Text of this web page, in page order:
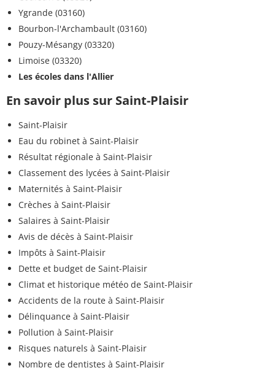
Ygrande (03160)
Bourbon-l'Archambault (03160)
Pouzy-Mésangy (03320)
Limoise (03320)
Les écoles dans l'Allier
En savoir plus sur Saint-Plaisir
Saint-Plaisir
Eau du robinet à Saint-Plaisir
Résultat régionale à Saint-Plaisir
Classement des lycées à Saint-Plaisir
Maternités à Saint-Plaisir
Crèches à Saint-Plaisir
Salaires à Saint-Plaisir
Avis de décès à Saint-Plaisir
Impôts à Saint-Plaisir
Dette et budget de Saint-Plaisir
Climat et historique météo de Saint-Plaisir
Accidents de la route à Saint-Plaisir
Délinquance à Saint-Plaisir
Pollution à Saint-Plaisir
Risques naturels à Saint-Plaisir
Nombre de dentistes à Saint-Plaisir